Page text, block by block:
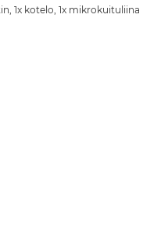
1x kotelo, 1x mikrokuituliina